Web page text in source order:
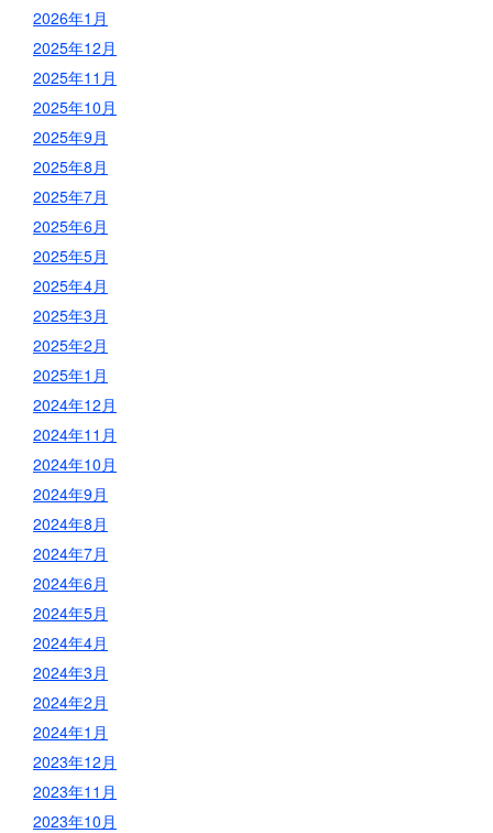
2026年1月
2025年12月
2025年11月
2025年10月
2025年9月
2025年8月
2025年7月
2025年6月
2025年5月
2025年4月
2025年3月
2025年2月
2025年1月
2024年12月
2024年11月
2024年10月
2024年9月
2024年8月
2024年7月
2024年6月
2024年5月
2024年4月
2024年3月
2024年2月
2024年1月
2023年12月
2023年11月
2023年10月